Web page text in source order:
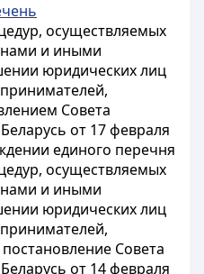
осуществляемых
и иными
юридических лиц
Совета
от 17 февраля
единого перечня
осуществляемых
и иными
юридических лиц
Совета
от 14 февраля